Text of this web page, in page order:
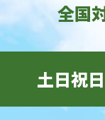
全国
土日祝